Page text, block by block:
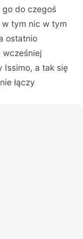
do czegoś
tym nic w tym
ostatnio
wcześniej
Issimo, a tak się
łączy